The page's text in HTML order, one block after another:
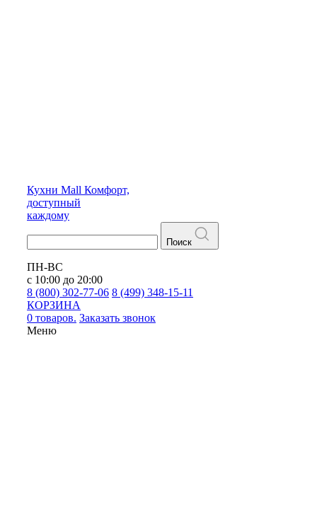
Кухни Mall Комфорт,
доступный
каждому
Поиск
ПН-ВС
с 10:00 до 20:00
8 (800) 302-77-06 8 (499) 348-15-11
КОРЗИНА
0 товаров. Заказать звонок
Меню